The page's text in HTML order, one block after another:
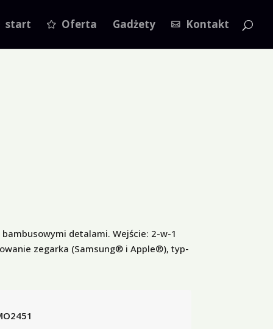
start Oferta Gadżety Kontakt
bambusowymi detalami. Wejście: 2-w-1
zegarka (Samsung® i Apple®), typ-